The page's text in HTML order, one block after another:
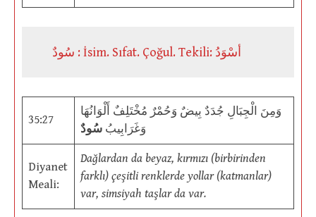
سُودٌ : İsim. Sıfat. Çoğul. Tekili: أسْوَدُ
35:27
وَمِنَ الْجِبَالِ جُدَدٌ بِيضٌ وَحُمْرٌ مُخْتَلِفٌ أَلْوَانُهَا
وَغَرَابِيبُ سُودٌ
Diyanet
Meali:
Dağlardan da beyaz, kırmızı (birbirinden
farklı) çeşitli renklerde yollar (katmanlar)
var, simsiyah taşlar da var.